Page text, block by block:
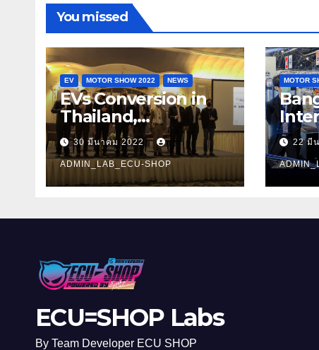
You missed
EV MOTOR SHOW 2022 NEWS
EVs Conversion in
Thailand,
Technology, and
Opportunities 2022
30 มีนาคม 2022
ADMIN_LAB_ECU-SHOP
MOTOR
22 มี
ECU=SHOP Labs
By Team Developer ECU SHOP